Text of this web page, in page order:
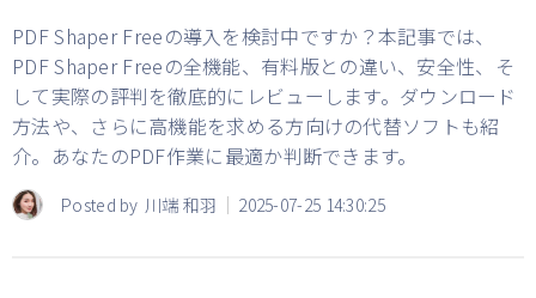
PDF Shaper Freeの導入を検討中ですか？本記事では、
PDF Shaper Freeの全機能、有料版との違い、安全性、そ
して実際の評判を徹底的にレビューします。ダウンロード
方法や、さらに高機能を求める方向けの代替ソフトも紹
介。あなたのPDF作業に最適か判断できます。
Posted by 川端 和羽 2025-07-25 14:30:25